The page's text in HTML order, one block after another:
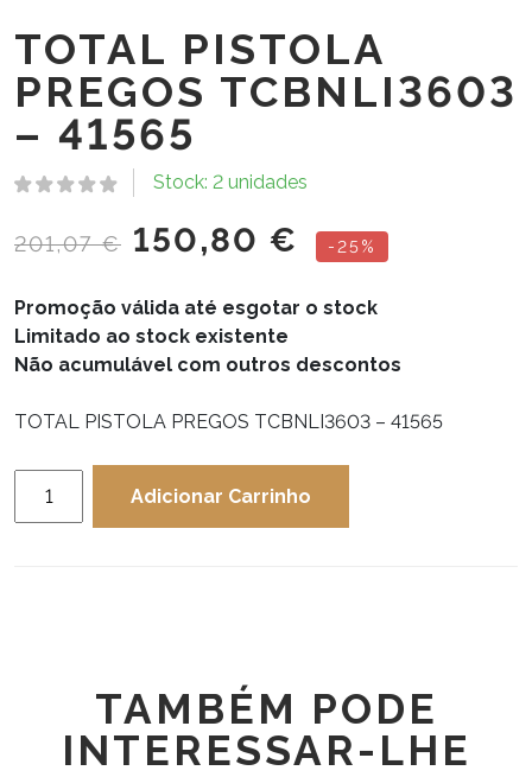
TOTAL PISTOLA
PREGOS TCBNLI3603
– 41565
Stock: 2 unidades
201,07€ 150,80 € -25%
Promoção válida até esgotar o stock
Limitado ao stock existente
Não acumulável com outros descontos
TOTAL PISTOLA PREGOS TCBNLI3603 – 41565
Adicionar Carrinho
TAMBÉM PODE
INTERESSAR-LHE